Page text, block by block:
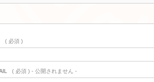
( 必須 )
( 必須 ) - 公開されません -